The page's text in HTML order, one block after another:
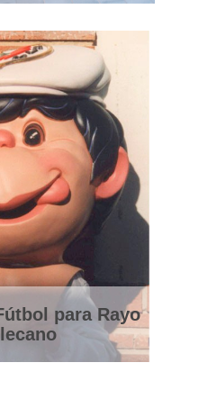
para Rayo